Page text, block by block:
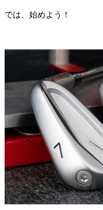
では、始めよう！